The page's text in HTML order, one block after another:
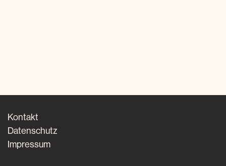
Kontakt
Datenschutz
Impressum